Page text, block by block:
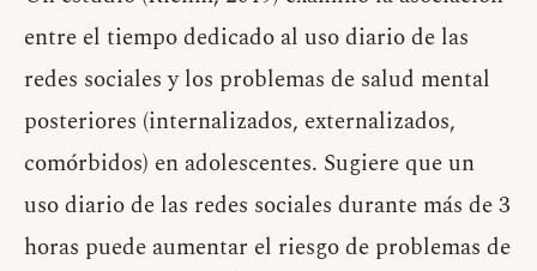
entre el tiempo dedicado al uso diario de las
redes sociales y los problemas de salud mental
posteriores (internalizados, externalizados,
comórbidos) en adolescentes. Sugiere que un
uso diario de las redes sociales durante más de 3
horas puede aumentar el riesgo de problemas de